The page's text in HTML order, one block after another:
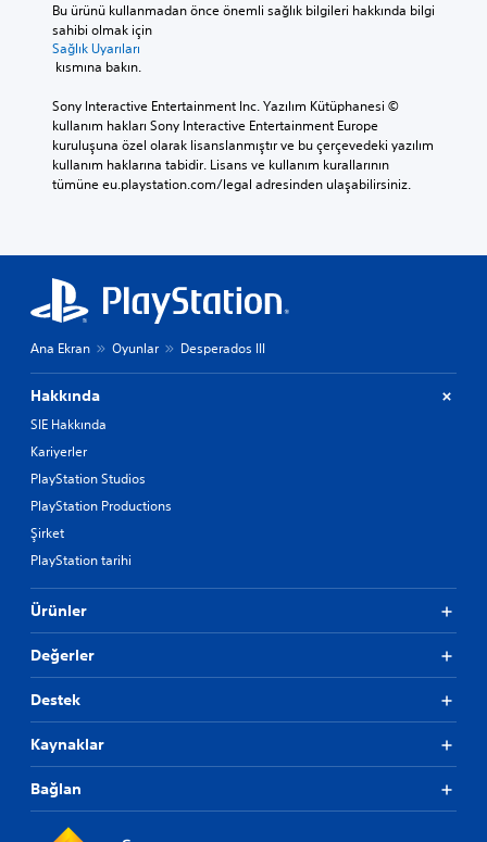
Bu ürünü kullanmadan önce önemli sağlık bilgileri hakkında bilgi
sahibi olmak için
Sağlık Uyarıları
kısmına bakın.
Sony Interactive Entertainment Inc. Yazılım Kütüphanesi ©
kullanım hakları Sony Interactive Entertainment Europe
kuruluşuna özel olarak lisanslanmıştır ve bu çerçevedeki yazılım
kullanım haklarına tabidir. Lisans ve kullanım kurallarının
tümüne eu.playstation.com/legal adresinden ulaşabilirsiniz.
Ana Ekran Oyunlar Desperados III
Hakkında
SIE Hakkında
Kariyerler
PlayStation Studios
PlayStation Productions
Şirket
PlayStation tarihi
Ürünler
Değerler
Destek
Kaynaklar
Bağlan